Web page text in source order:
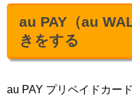
au PAY（au
きをする
au PAY プリペイドカー